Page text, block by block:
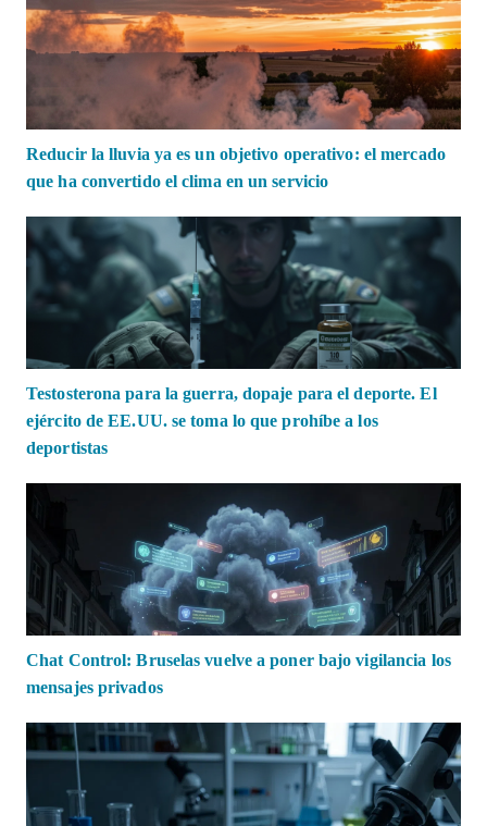
Reducir la lluvia ya es un objetivo operativo: el mercado
que ha convertido el clima en un servicio
Testosterona para la guerra, dopaje para el deporte. El
ejército de EE.UU. se toma lo que prohíbe a los
deportistas
Chat Control: Bruselas vuelve a poner bajo vigilancia los
mensajes privados